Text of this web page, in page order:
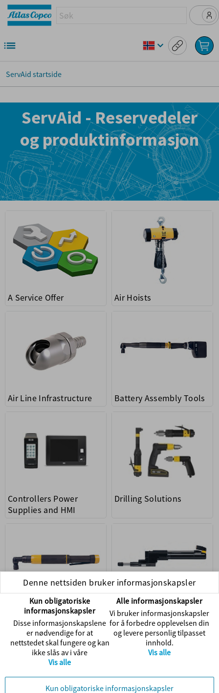
ServAid startside
ServAid - Reservedeler
og produktinformasjon
A Service Offer Air Hoists
Air Line Infrastructure Battery Assembly Tools
Controllers Power
Supplies and HMI
Drilling Solutions
Electric Assembly Tools Fixtured Tools
Denne nettsiden bruker informasjonskapsler
Kun obligatoriske
informasjonskapsler
Disse informasjonskapslene
er nødvendige for at
nettstedet skal fungere og kan
ikke slås av i våre
Vis alle
Alle informasjonskapsler
Vi bruker informasjonskapsler
for å forbedre opplevelsen din
og levere personlig tilpasset
innhold.
Vis alle